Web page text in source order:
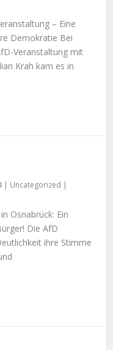
– Eine
Demokratie Bei
Veranstaltung mit
Krah kam es in
| Uncategorized |
Osnabrück: Ein
Die AfD
ihre Stimme